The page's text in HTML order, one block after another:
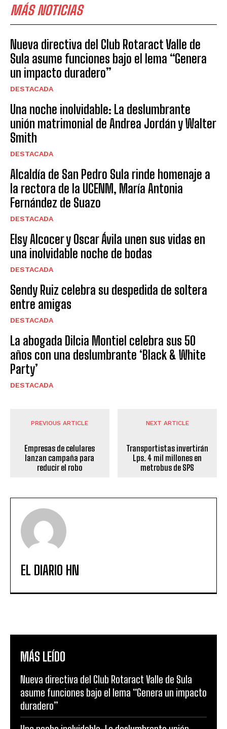
MÁS NOTICIAS
Nueva directiva del Club Rotaract Valle de
Sula asume funciones bajo el lema “Genera
un impacto duradero”
DESTACADA
Una noche inolvidable: La deslumbrante
unión matrimonial de Andrea Jordán y Walter
Smith
DESTACADA
Alcaldía de San Pedro Sula rinde homenaje a
la rectora de la UCENM, María Antonia
Fernández de Suazo
DESTACADA
Elsy Alcocer y Oscar Ávila unen sus vidas en
una inolvidable noche de bodas
DESTACADA
Sendy Ruiz celebra su despedida de soltera
entre amigas
DESTACADA
La abogada Dilcia Montiel celebra sus 50
años con una deslumbrante ‘Black & White
Party’
DESTACADA
PREVIOUS ARTICLE
Empresas de celulares
lanzan campaña para
reducir el robo
NEXT ARTICLE
Transportistas invertirán
Lps. 4 mil millones en
metrobus de SPS
EL DIARIO HN
MÁS LEÍDO
Nueva directiva del Club Rotaract Valle de Sula
asume funciones bajo el lema “Genera un impacto
duradero”